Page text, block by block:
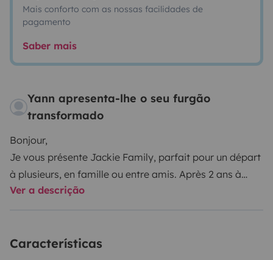
Mais conforto com as nossas facilidades de
pagamento
Saber mais
Yann apresenta-lhe o seu furgão
transformado
Bonjour,
Je vous présente Jackie Family, parfait pour un départ
à plusieurs, en famille ou entre amis. Après 2 ans à
sillonner les routes en fourgon aménagé, je propose
Vous apprécierez la possibilité de voyager et dormir
Ver a descrição
Características